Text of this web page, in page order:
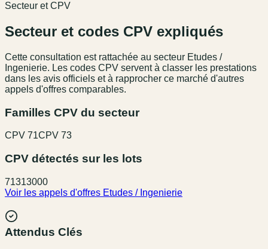
Secteur et CPV
Secteur et codes CPV expliqués
Cette consultation est rattachée au secteur Etudes /
Ingenierie. Les codes CPV servent à classer les prestations
dans les avis officiels et à rapprocher ce marché d'autres
appels d'offres comparables.
Familles CPV du secteur
CPV 71CPV 73
CPV détectés sur les lots
71313000
Voir les appels d'offres Etudes / Ingenierie
Attendus Clés